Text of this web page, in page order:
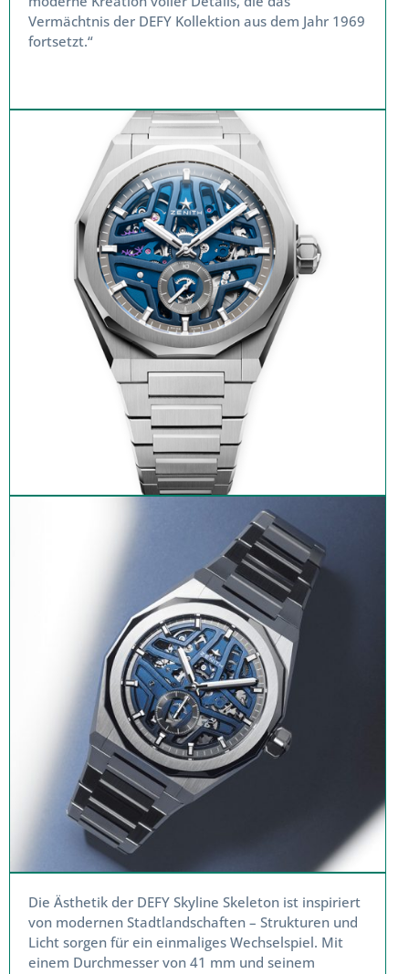
Vermächtnis der DEFY Kollektion aus dem Jahr 1969
fortsetzt.“
Die Ästhetik der DEFY Skyline Skeleton ist inspiriert
von modernen Stadtlandschaften – Strukturen und
Licht sorgen für ein einmaliges Wechselspiel. Mit
einem Durchmesser von 41 mm und seinem